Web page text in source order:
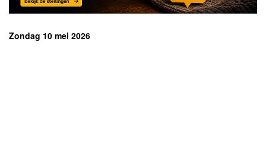
Zondag 10 mei 2026